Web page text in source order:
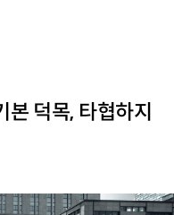
덕목, 타협하지